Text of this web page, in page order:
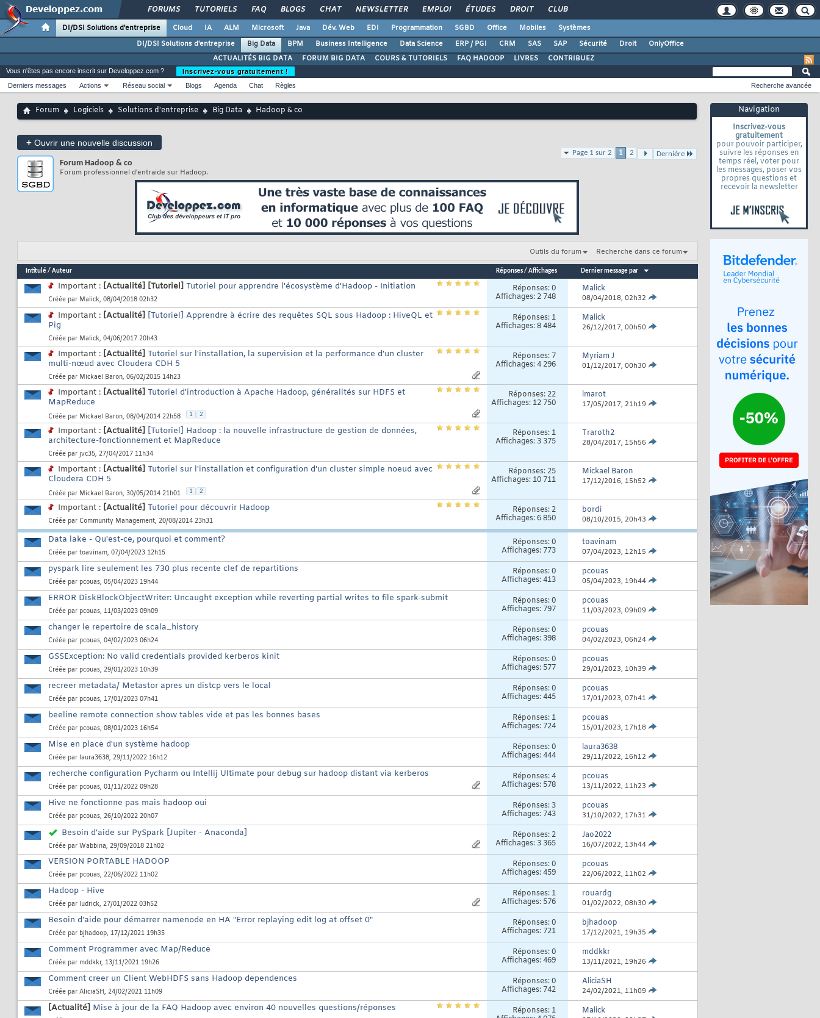
FORUMS TUTORIELS FAQ BLOGS CHAT NEWSLETTER EMPLOI ÉTUDES DROIT CLUB
DI/DSI Solutions d'entreprise Cloud IA ALM Microsoft Java Dév. Web EDI Programmation SGBD Office Mobiles
Systèmes
DI/DSI Solutions d'entreprise
Big Data BPM Business Intelligence Data Science ERP / PGI CRM SAS SAP Sécurité Droit
OnlyOffice
ACTUALITÉS BIG DATA
FORUM BIG DATA COURS & TUTORIELS FAQ HADOOP LIVRES CONTRIBUEZ
Vous n'êtes pas encore inscrit sur Developpez.com ?
Inscrivez-vous gratuitement !
Derniers messages
Actions Réseau social Blogs Agenda Chat Règles Recherche avancée
Forum Logiciels Solutions d'entreprise Big Data Hadoop & co Navigation
Inscrivez-vous
gratuitement
pour pouvoir participer,
suivre les réponses en
temps réel, voter pour
les messages, poser vos
propres questions et
recevoir la newsletter
+ Ouvrir une nouvelle discussion
Page 1 sur 2 1 2 Dernière
Forum Hadoop & co
Forum professionnel d'entraide sur Hadoop.
Outils du forum Recherche dans ce forum
Intitulé/ Auteur Réponses/ Affichages Dernier message par
Important : [Actualité] [Tutoriel] Tutoriel pour apprendre l'écosystème d'Hadoop - Initiation
Créée par Malick, 08/04/2018 02h32
Réponses:0
Affichages: 2 748
Malick
08/04/2018, 02h32
Important : [Actualité] [Tutoriel] Apprendre à écrire des requêtes SQL sous Hadoop : HiveQL et
Pig
Créée par Malick, 04/06/2017 20h43
Réponses: 1
Affichages: 8 484
Malick
26/12/2017, 00h50
Important : [Actualité] Tutoriel sur l'installation, la supervision et la performance d'un cluster
multi-nœud avec Cloudera CDH 5
Créée par Mickael Baron, 06/02/2015 14h23
Réponses: 7
Affichages: 4 296
Myriam J
01/12/2017, 00h30
Important : [Actualité] Tutoriel d'introduction à Apache Hadoop, généralités sur HDFS et
MapReduce
Créée par Mickael Baron, 08/04/2014 22h58 1 2
Réponses: 22
Affichages: 12 750
lmarot
17/05/2017, 21h19
Important : [Actualité] [Tutoriel] Hadoop : la nouvelle infrastructure de gestion de données,
architecture-fonctionnement et MapReduce
Créée par jvc35, 27/04/2017 11h34
Réponses: 1
Affichages: 3 375
Traroth2
28/04/2017, 15h56
Important : [Actualité] Tutoriel sur l'installation et configuration d'un cluster simple noeud avec
Cloudera CDH 5
Créée par Mickael Baron, 30/05/2014 21h01 1 2
Réponses: 25
Affichages: 10 711
Mickael Baron
17/12/2016, 15h52
Important : [Actualité] Tutoriel pour découvrir Hadoop
Créée par Community Management, 20/08/2014 23h31
Réponses: 2
Affichages: 6 850
bordi
08/10/2015, 20h43
Data lake - Qu'est-ce, pourquoi et comment?
Créée par toavinam, 07/04/2023 12h15
Réponses:0
Affichages: 773
toavinam
07/04/2023, 12h15
pyspark lire seulement les 730 plus recente clef de repartitions
Créée par pcouas, 05/04/2023 19h44
Réponses:0
Affichages: 413
pcouas
05/04/2023, 19h44
ERROR DiskBlockObjectWriter: Uncaught exception while reverting partial writes to file spark-submit
Créée par pcouas, 11/03/2023 09h09
Réponses:0
Affichages: 797
pcouas
11/03/2023, 09h09
changer le repertoire de scala_history
Créée par pcouas, 04/02/2023 06h24
Réponses:0
Affichages: 398
pcouas
04/02/2023, 06h24
GSSException: No valid credentials provided kerberos kinit
Créée par pcouas, 29/01/2023 10h39
Réponses:0
Affichages: 577
pcouas
29/01/2023, 10h39
recreer metadata/ Metastor apres un distcp vers le local
Créée par pcouas, 17/01/2023 07h41
Réponses:0
Affichages: 445
pcouas
17/01/2023, 07h41
beeline remote connection show tables vide et pas les bonnes bases
Créée par pcouas, 08/01/2023 16h54
Réponses: 1
Affichages: 724
pcouas
15/01/2023, 17h18
Mise en place d'un système hadoop
Créée par laura3638, 29/11/2022 16h12
Réponses:0
Affichages: 444
laura3638
29/11/2022, 16h12
recherche configuration Pycharm ou Intellij Ultimate pour debug sur hadoop distant via kerberos
Créée par pcouas, 01/11/2022 09h28
Réponses:4
Affichages: 578
pcouas
13/11/2022, 11h23
Hive ne fonctionne pas mais hadoop oui
Créée par pcouas, 26/10/2022 20h07
Réponses: 3
Affichages: 743
pcouas
31/10/2022, 17h31
Besoin d'aide sur PySpark [Jupiter - Anaconda]
Créée par Wabbina, 29/09/2018 21h02
Réponses: 2
Affichages: 3 365
Jao2022
16/07/2022, 13h44
VERSION PORTABLE HADOOP
Créée par pcouas, 22/06/2022 11h02
Réponses:0
Affichages: 459
pcouas
22/06/2022, 11h02
Hadoop - Hive
Créée par ludrick, 27/01/2022 03h52
Réponses: 1
Affichages: 576
rouardg
01/02/2022, 08h30
Besoin d'aide pour démarrer namenode en HA "Error replaying edit log at offset 0"
Créée par bjhadoop, 17/12/2021 19h35
Réponses:0
Affichages: 721
bjhadoop
17/12/2021, 19h35
Comment Programmer avec Map/Reduce
Créée par mddkkr, 13/11/2021 19h26
Réponses:0
Affichages: 469
mddkkr
13/11/2021, 19h26
Comment creer un Client WebHDFS sans Hadoop dependences
Créée par AliciaSH, 24/02/2021 11h09
Réponses:0
Affichages: 742
AliciaSH
24/02/2021, 11h09
[Actualité] Mise à jour de la FAQ Hadoop avec environ 40 nouvelles questions/réponses Réponses: 1
Malick